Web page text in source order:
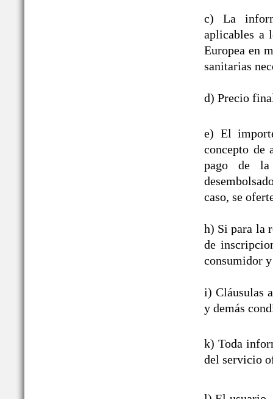
c) La
aplicables a
Europea en
sanitarias
d) Precio
e) El
concepto de
pago de
caso, se
h) Si para la
de
consumidor
i) Cláusulas
y demás
k) Toda
del servicio